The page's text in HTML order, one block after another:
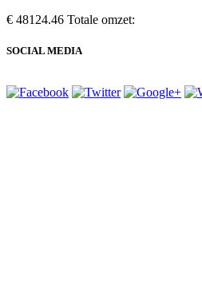
€ 48124.46 Totale omzet:
SOCIAL MEDIA